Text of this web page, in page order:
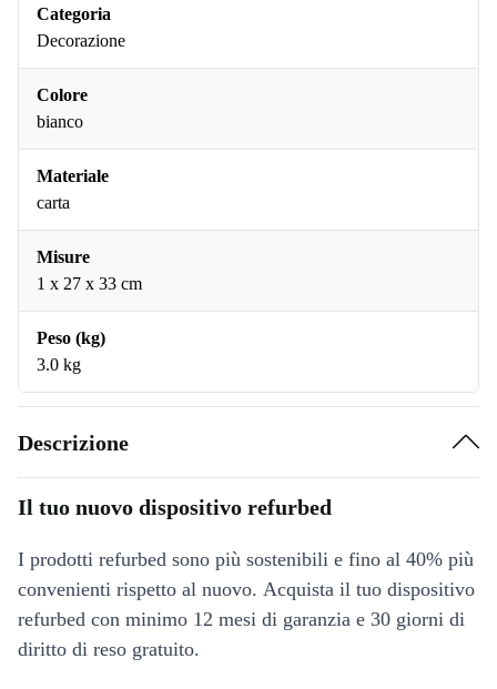
Categoria
Decorazione
Colore
bianco
Materiale
carta
Misure
1 x 27 x 33 cm
Peso (kg)
3.0 kg
Descrizione
Il tuo nuovo dispositivo refurbed
I prodotti refurbed sono più sostenibili e fino al 40% più
convenienti rispetto al nuovo. Acquista il tuo dispositivo
refurbed con minimo 12 mesi di garanzia e 30 giorni di
diritto di reso gratuito.